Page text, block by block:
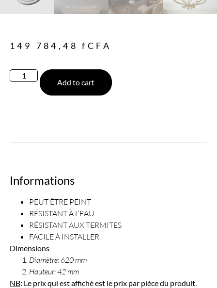
149 784,48fCFA
Add to cart
Informations
PEUT ÊTRE PEINT
RÉSISTANT À L’EAU
RÉSISTANT AUX TERMITES
FACILE À INSTALLER
Dimensions
Diamètre: 620 mm
Hauteur: 42 mm
NB: Le prix qui est affiché est le prix par pièce du produit.